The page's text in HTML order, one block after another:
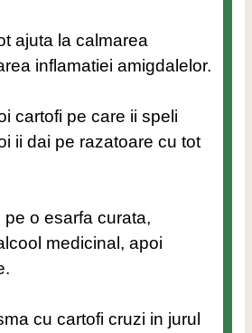
ajuta la calmarea
inflamatiei amigdalelor.
cartofi pe care ii speli
ii dai pe razatoare cu tot
o esarfa curata,
medicinal, apoi
cu cartofi cruzi in jurul